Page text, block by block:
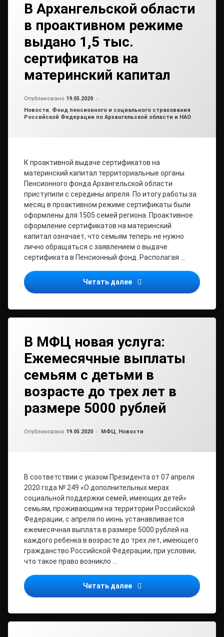
В Архангельской области
в проактивном режиме
выдано 1,5 тыс.
сертификатов на
материнский капитал
Опубликовано 19.05.2020
Рубрики:
Новости, Фонд пенсионного и социального страхования
Российской Федерации по Архангельской области и НАО
К проактивной выдаче сертификатов на
материнский капитал территориальные органы
Пенсионного фонда Архангельской области
приступили с середины апреля. По итогу работы за
месяц в проактивном режиме сертификаты были
оформлены для 1505 семей региона. Проактивное
оформление сертификатов на материнский
капитал означает, что семьям теперь не нужно
лично обращаться с заявлением о выдаче
сертификата в Пенсионный фонд. Располагая …
Читать далее В Архангельской
В МФЦ новая услуга:
Ежемесячные выплаты
семьям с детьми в
возрасте до трех лет в
размере 5000 рублей
Опубликовано 19.05.2020
отadmin
Рубрики:
МФЦ, Новости
В соответствии с указом Президента от 07 апреля
2020 года № 249 «О дополнительных мерах
социальной поддержки семей, имеющих детей»
семьям, проживающим на территории Российской
Федерации, с апреля по июнь устанавливается
ежемесячная выплата в размере 5000 рублей на
каждого ребенка в возрасте до трех лет, имеющего
гражданство Российской Федерации, при условии,
что такое право возникло …
Читать далее В МФЦ новая услуга: